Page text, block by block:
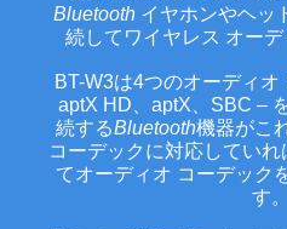
Bluetooth イヤホンやヘッ
続してワイヤレス オーデ
BT-W3は4つのオーディオ
aptX HD、aptX、SBC –
続するBluetooth機器がこ
コーデックに対応してい
てオーディオ コーデック
す。